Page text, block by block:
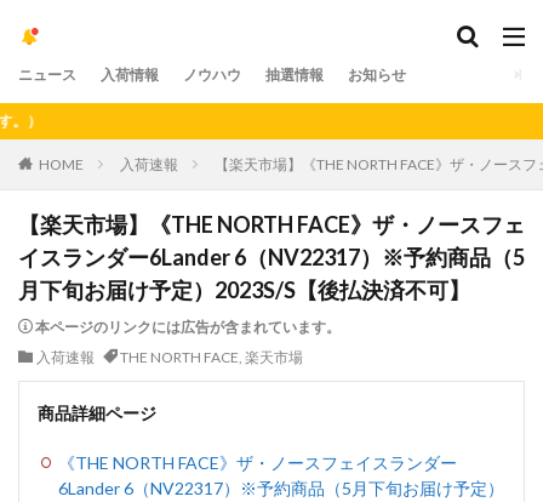
ニュース 入荷情報 ノウハウ 抽選情報 お知らせ
HOME 入荷速報 【楽天市場】《THE NORTH FACE》ザ・ノー
【楽天市場】《THE NORTH FACE》ザ・ノースフェ
イスランダー6Lander 6（NV22317）※予約商品（5
月下旬お届け予定）2023S/S【後払決済不可】
本ページのリンクには広告が含まれています。
入荷速報
THE NORTH FACE, 楽天市場
商品詳細ページ
《THE NORTH FACE》ザ・ノースフェイスランダー
6Lander 6（NV22317）※予約商品（5月下旬お届け予定）